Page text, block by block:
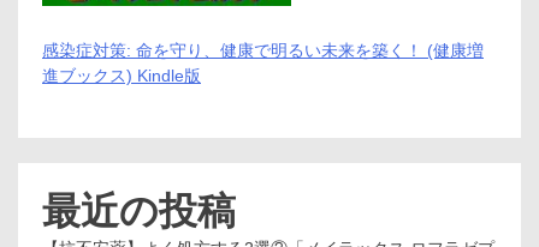
感染症対策: 命を守り、健康で明るい未来を築く！ (健康増
進ブックス) Kindle版
最近の投稿